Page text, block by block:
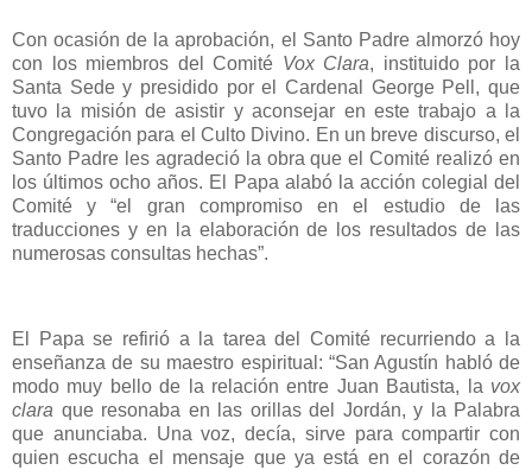
Con ocasión de la aprobación, el Santo Padre almorzó hoy
con los miembros del Comité Vox Clara, instituido por la
Santa Sede y presidido por el Cardenal George Pell, que
tuvo la misión de asistir y aconsejar en este trabajo a la
Congregación para el Culto Divino. En un breve discurso, el
Santo Padre les agradeció la obra que el Comité realizó en
los últimos ocho años. El Papa alabó la acción colegial del
Comité y “el gran compromiso en el estudio de las
traducciones y en la elaboración de los resultados de las
numerosas consultas hechas”.
El Papa se refirió a la tarea del Comité recurriendo a la
enseñanza de su maestro espiritual: “San Agustín habló de
modo muy bello de la relación entre Juan Bautista, la vox
clara que resonaba en las orillas del Jordán, y la Palabra
que anunciaba. Una voz, decía, sirve para compartir con
quien escucha el mensaje que ya está en el corazón de